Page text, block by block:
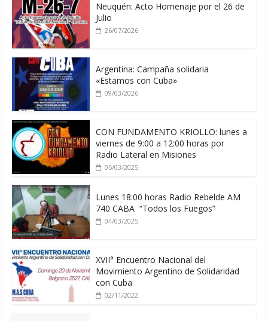
Neuquén: Acto Homenaje por el 26 de
Julio
26/07/2026
Argentina: Campaña solidaria
«Estamos con Cuba»
09/03/2026
CON FUNDAMENTO KRIOLLO: lunes a
viernes de 9:00 a 12:00 horas por
Radio Lateral en Misiones
05/03/2025
Lunes 18:00 horas Radio Rebelde AM
740 CABA “Todos los Fuegos”
04/03/2025
XVII° Encuentro Nacional del
Movimiento Argentino de Solidaridad
con Cuba
02/11/2022